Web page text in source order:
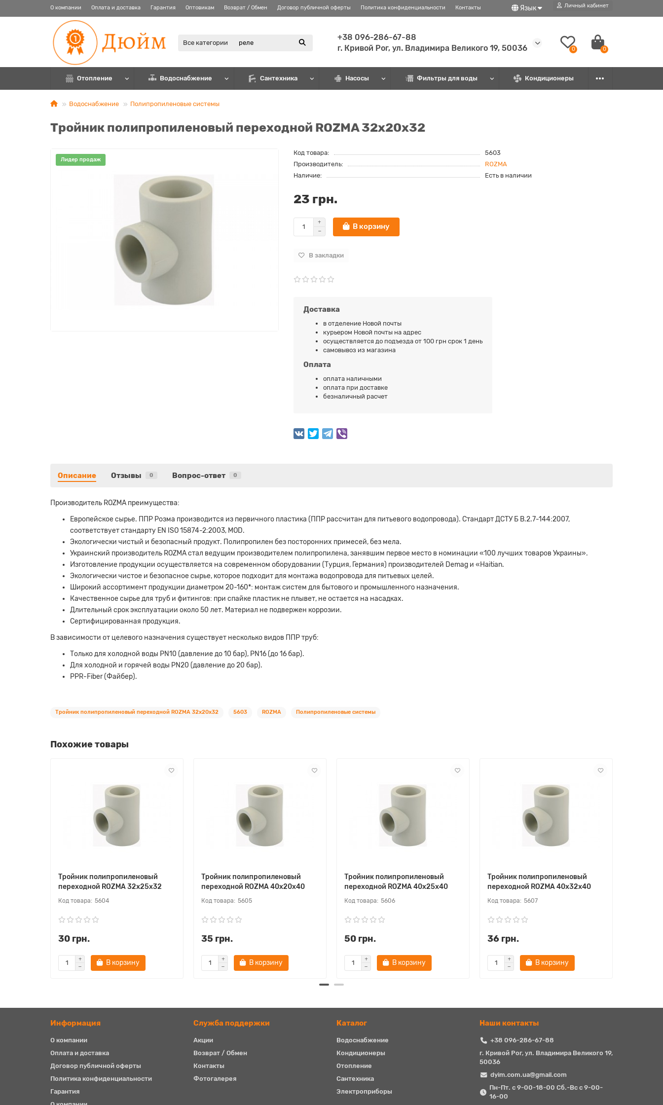
О компании Оплата и доставка Гарантия Оптовикам Возврат / Обмен Договор публичной оферты Политика конфиденциальности Контакты Язык Личный кабинет
Все категории
+38 096-286-67-88
г. Кривой Рог, ул. Владимира Великого 19, 50036
0 0
Отопление Водоснабжение Сантехника Насосы Фильтры для воды Кондиционеры
Водоснабжение Полипропиленовые системы
Тройник полипропиленовый переходной ROZMA 32х20х32
Лидер продаж
Код товара:
5603
Производитель:
ROZMA
Наличие:
Есть в наличии
23 грн.
В корзину
В закладки
Доставка
в отделение Новой почты
курьером Новой почты на адрес
осуществляется до подъезда от 100 грн срок 1 день
самовывоз из магазина
Оплата
оплата наличными
оплата при доставке
безналичный расчет
Описание Отзывы 0 Вопрос-ответ 0
Производитель ROZMA преимущества:
Европейское сырье. ППР Розма производится из первичного пластика (ППР рассчитан для питьевого водопровода). Стандарт ДСТУ Б В.2.7-144:2007,
соответствует стандарту EN ISO 15874-2:2003, MOD.
Экологически чистый и безопасный продукт. Полипропилен без посторонних примесей, без мела.
Украинский производитель ROZMA стал ведущим производителем полипропилена, занявшим первое место в номинации «100 лучших товаров Украины».
Изготовление продукции осуществляется на современном оборудовании (Турция, Германия) производителей Demag и «Haitian.
Экологически чистое и безопасное сырье, которое подходит для монтажа водопровода для питьевых целей.
Широкий ассортимент продукции диаметром 20-160*: монтаж систем для бытового и промышленного назначения.
Качественное сырье для труб и фитингов: при спайке пластик не плывет, не остается на насадках.
Длительный срок эксплуатации около 50 лет. Материал не подвержен коррозии.
Сертифицированная продукция.
В зависимости от целевого назначения существует несколько видов ППР труб:
Только для холодной воды PN10 (давление до 10 бар), PN16 (до 16 бар).
Для холодной и горячей воды PN20 (давление до 20 бар).
PPR-Fiber (Файбер).
Тройник полипропиленовый переходной ROZMA 32х20х32 5603 ROZMA Полипропиленовые системы
Похожие товары
Тройник полипропиленовый
переходной ROZMA 32х25х32
5604
30 грн.
В корзину
Тройник полипропиленовый
переходной ROZMA 40х20х40
5605
35 грн.
В корзину
Тройник полипропиленовый
переходной ROZMA 40х25х40
5606
50 грн.
В корзину
Тройник полипропиленовый
переходной ROZMA 40х32х40
5607
36 грн.
В корзину
Информация
О компании
Оплата и доставка
Договор публичной оферты
Политика конфиденциальности
Гарантия
Служба поддержки
Акции
Возврат / Обмен
Контакты
Фотогалерея
Каталог
Водоснабжение
Кондиционеры
Отопление
Сантехника
Электроприборы
Наши контакты
+38 096-286-67-88
г. Кривой Рог, ул. Владимира Великого 19,
50036
dyim.com.ua@gmail.com
Пн-Пт. с 9-00-18-00 Сб.-Вс с 9-00-
16-00